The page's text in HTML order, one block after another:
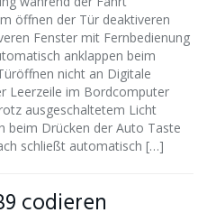
öffnen der Tür deaktiveren
Fenster mit Fernbedienung
anklappen beim
nicht an Digitale
Leerzeile im Bordcomputer
ausgeschaltetem Licht
beim Drücken der Auto Taste
schließt automatisch […]
codieren